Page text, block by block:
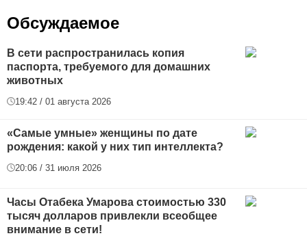
Обсуждаемое
В сети распространилась копия
паспорта, требуемого для домашних
животных
19:42 / 01 августа 2026
«Самые умные» женщины по дате
рождения: какой у них тип интеллекта?
20:06 / 31 июля 2026
Часы Отабека Умарова стоимостью 330
тысяч долларов привлекли всеобщее
внимание в сети!